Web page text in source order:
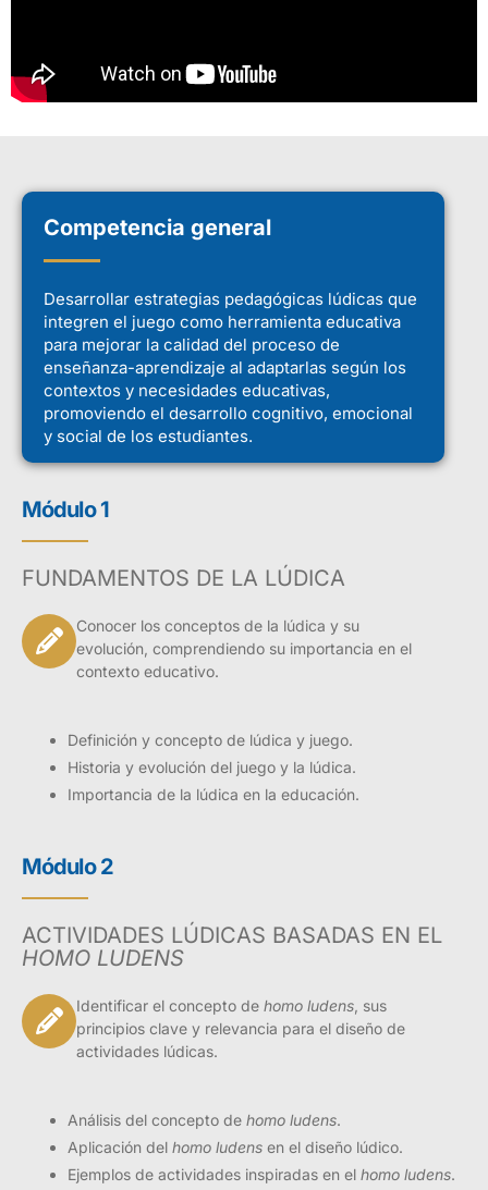
Competencia general
Desarrollar estrategias pedagógicas lúdicas que
integren el juego como herramienta educativa
para mejorar la calidad del proceso de
enseñanza-aprendizaje al adaptarlas según los
contextos y necesidades educativas,
promoviendo el desarrollo cognitivo, emocional
y social de los estudiantes.
Módulo 1
FUNDAMENTOS DE LA LÚDICA
Conocer los conceptos de la lúdica y su
evolución, comprendiendo su importancia en el
contexto educativo.
Definición y concepto de lúdica y juego.
Historia y evolución del juego y la lúdica.
Importancia de la lúdica en la educación.
Módulo 2
ACTIVIDADES LÚDICAS BASADAS EN EL
HOMO LUDENS
Identificar el concepto de homo ludens , sus
principios clave y relevancia para el diseño de
actividades lúdicas.
Análisis del concepto de homo ludens.
Aplicación del homo ludens en el diseño lúdico.
Ejemplos de actividades inspiradas en el homo ludens.